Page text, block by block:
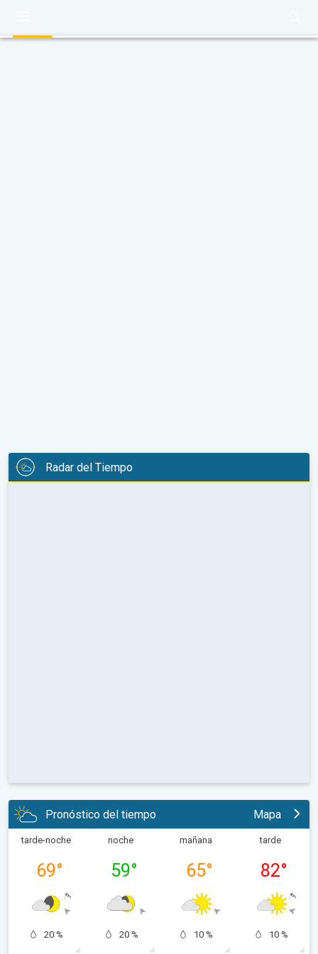
Radar del Tiempo
Pronóstico del tiempo Mapa
tarde-noche
69°
20 %
noche
59°
20 %
mañana
65°
10 %
tarde
82°
10 %